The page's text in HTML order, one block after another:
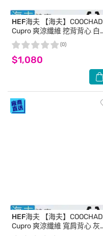
HEF海夫 【海夫】COOCHAD
Cupro 爽涼纖維 挖背背心 白
(Cupro158-008)_XL
$1,080
(0)
HEF海夫 【海夫】COOCHAD
Cupro 爽涼纖維 寬肩背心 灰